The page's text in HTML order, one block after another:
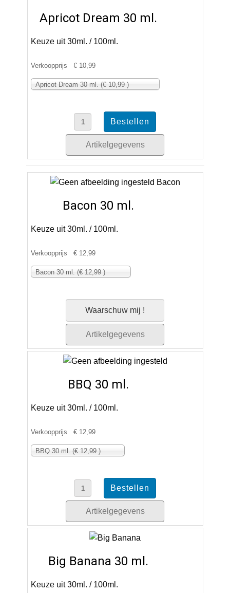
Apricot Dream 30 ml.
Keuze uit 30ml. / 100ml.
Verkoopprijs € 10,99
Apricot Dream 30 ml. (€ 10,99 )
Artikelgegevens
Bacon 30 ml.
Keuze uit 30ml. / 100ml.
Verkoopprijs € 12,99
Bacon 30 ml. (€ 12,99 )
Waarschuw mij !
Artikelgegevens
BBQ 30 ml.
Keuze uit 30ml. / 100ml.
Verkoopprijs € 12,99
BBQ 30 ml. (€ 12,99 )
Artikelgegevens
Big Banana 30 ml.
Keuze uit 30ml. / 100ml.